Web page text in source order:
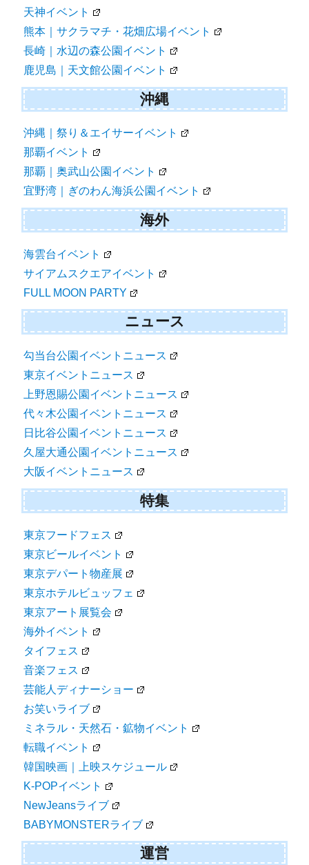
天神イベント
熊本｜サクラマチ・花畑広場イベント
長崎｜水辺の森公園イベント
鹿児島｜天文館公園イベント
沖縄
沖縄｜祭り＆エイサーイベント
那覇イベント
那覇｜奥武山公園イベント
宜野湾｜ぎのわん海浜公園イベント
海外
海雲台イベント
サイアムスクエアイベント
FULL MOON PARTY
ニュース
勾当台公園イベントニュース
東京イベントニュース
上野恩賜公園イベントニュース
代々木公園イベントニュース
日比谷公園イベントニュース
久屋大通公園イベントニュース
大阪イベントニュース
特集
東京フードフェス
東京ビールイベント
東京デパート物産展
東京ホテルビュッフェ
東京アート展覧会
海外イベント
タイフェス
音楽フェス
芸能人ディナーショー
お笑いライブ
ミネラル・天然石・鉱物イベント
転職イベント
韓国映画｜上映スケジュール
K-POPイベント
NewJeansライブ
BABYMONSTERライブ
運営